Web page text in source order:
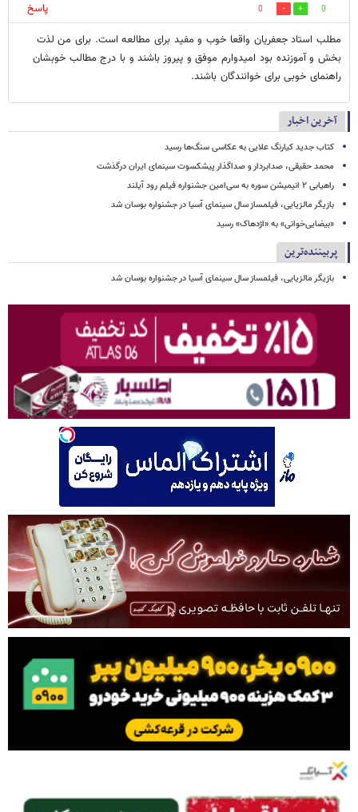
0
0
پاسخ
مطلب استاد جعفریان واقعا خوب و مفید برای مطالعه است. برای من لذت
بخش و آموزنده بود امیدوارم موفق و پیروز باشند و با درج مطالب خوبشان
راهنمای خوبی برای خوانندگان باشند.
آخرین اخبار
کتاب جدید کیارنگ علایی به عکاسی سنگ‌ها رسید
محمد حقیقی، صدابردار و صداگذار پیشکسوت سینمای ایران درگذشت
راهیابی ۲ انیمیشن سوره به سی‌امین جشنواره فیلم رود آیلند
بازیگر مالزیایی، فیلمساز سال سینمای آسیا در جشنواره بوسان شد
«بیضایی‌خوانی» به «اژدهاک» رسید
پربیننده‌ترین
بازیگر مالزیایی، فیلمساز سال سینمای آسیا در جشنواره بوسان شد